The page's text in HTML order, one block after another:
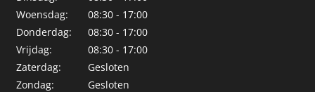
Woensdag:
08:30 - 17:00
Donderdag:
08:30 - 17:00
Vrijdag:
08:30 - 17:00
Zaterdag:
Gesloten
Zondag:
Gesloten